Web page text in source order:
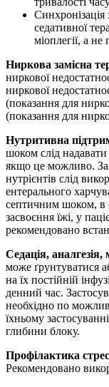
Синхронізація
седативної
міоплегії, а не
Ниркова замісна
ниркової
ниркової
(показання для
(показання для
Нутритивна
шоком слід
якщо це можливо. За
нутрієнтів слід
ентерального
септичним шоком, в
засвоєння їжі, у
рекомендовано
Седація, аналгезія,
може ґрунтуватися
на їх постійній
денний час.
необхідно по
їхньому
глибини блоку.
Профілактика
Рекомендовано